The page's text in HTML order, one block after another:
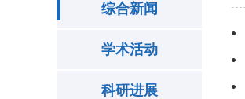
综合新闻
学术活动
科研进展